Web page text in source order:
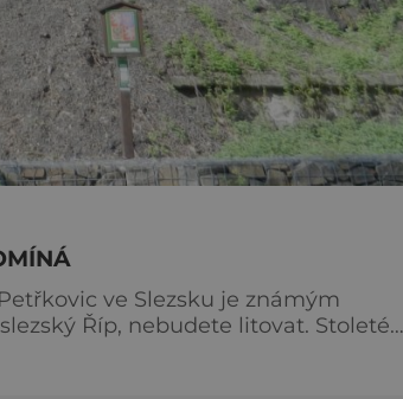
ve Slezsku je známým
Říp, nebudete litovat. Stoleté
a jde o národní přírodní památku.